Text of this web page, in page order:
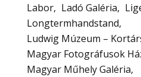
Labor
Ladó Galéria
Longtermhandstand
Ludwig Múzeum –
Magyar Fotográfusok
Magyar Műhely Galéria